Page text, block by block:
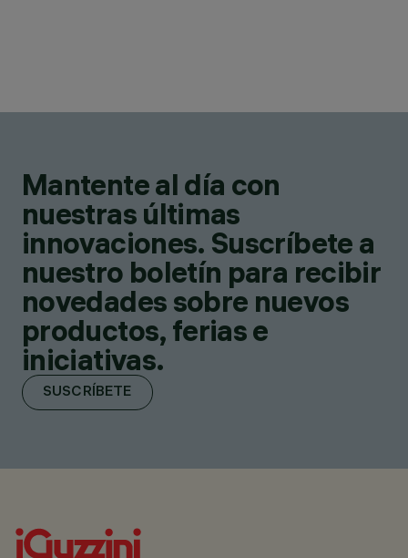
Mantente al día con
nuestras últimas
innovaciones. Suscríbete a
nuestro boletín para recibir
novedades sobre nuevos
productos, ferias e
iniciativas.
SUSCRÍBETE